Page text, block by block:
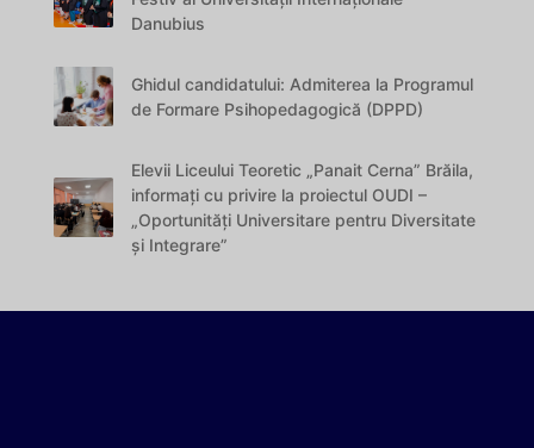
Danubius
Ghidul candidatului: Admiterea la Programul
de Formare Psihopedagogică (DPPD)
Elevii Liceului Teoretic „Panait Cerna” Brăila,
informați cu privire la proiectul OUDI –
„Oportunități Universitare pentru Diversitate
și Integrare”